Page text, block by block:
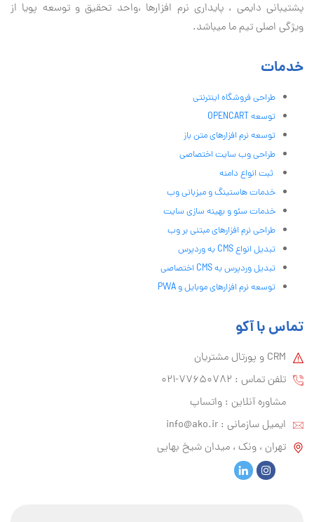
پشتیبانی دايمی ، پایداری نرم افزارها ،واحد تحقیق و توسعه پویا از
ویژگی اصلی تیم ما میباشد.
خدمات
طراحی فروشگاه اینترنتی
توسعه OPENCART
توسعه نرم افزارهای متن باز
طراحی وب سایت اختصاصی
ثبت انواع دامنه
خدمات هاستینگ و میزبانی وب
خدمات سئو و بهینه سازی سایت
طراحی نرم افزارهای مبتنی بر وب
تبدیل انواع CMS به وردپرس
تبدیل وردپرس به CMS اختصاصی
توسعه نرم افزارهای موبایل و PWA
تماس با آکو
CRM و پورتال مشتریان
تلفن تماس :‌ 77650782-021
مشاوره آنلاین : واتساپ
ایمیل سازمانی :‌ info@ako.ir
تهران ، ونک ، میدان شیخ بهایی